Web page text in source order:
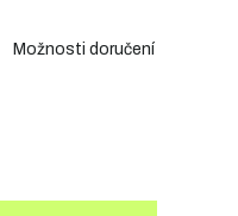
Možnosti doručení